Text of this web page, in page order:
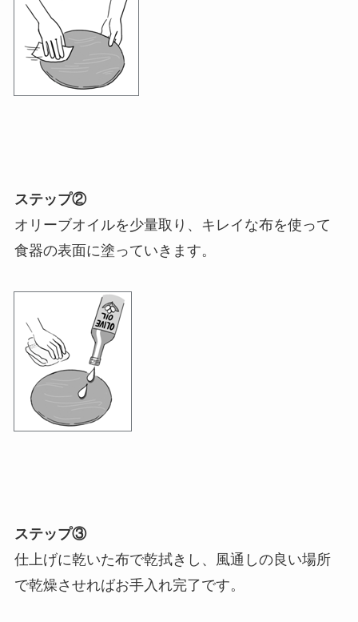
ステップ②
オリーブオイルを少量取り、キレイな布を使って
食器の表面に塗っていきます。
ステップ③
仕上げに乾いた布で乾拭きし、風通しの良い場所
で乾燥させればお手入れ完了です。